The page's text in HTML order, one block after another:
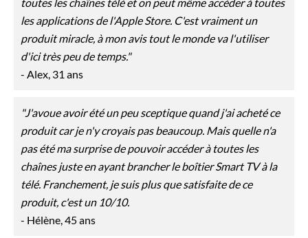
les applications de l'Apple Store. C'est vraiment un
produit miracle, à mon avis tout le monde va l'utiliser
d'ici très peu de temps."
- Alex, 31 ans
"J'avoue avoir été un peu sceptique quand j'ai acheté ce
produit car je n'y croyais pas beaucoup. Mais quelle n'a
pas été ma surprise de pouvoir accéder à toutes les
chaînes juste en ayant brancher le boîtier Smart TV à la
télé. Franchement, je suis plus que satisfaite de ce
produit, c'est un 10/10.
- Hélène, 45 ans